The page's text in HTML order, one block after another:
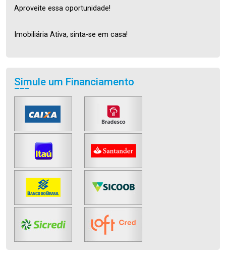
Aproveite essa oportunidade!
Imobiliária Ativa, sinta-se em casa!
Simule um Financiamento